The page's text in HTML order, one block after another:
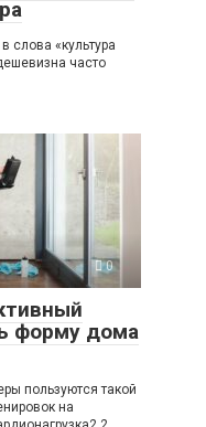
«культура
часто
0
форму дома
пользуются такой
на